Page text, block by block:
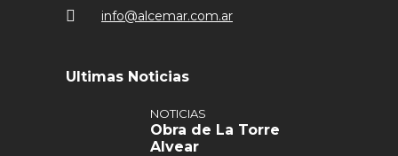
info@alcemar.com.ar
Ultimas Noticias
NOTICIAS
Obra de La Torre
Alvear